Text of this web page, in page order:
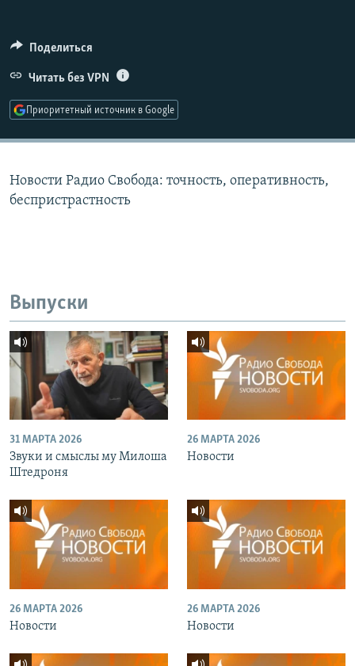
ПОДПИШИТЕСЬ НА РАССЫЛКУ
СОЦИАЛЬНЫЕ СЕТИ
Поделиться
Читать без VPN
Приоритетный источник в Google
Новости Радио Свобода: точность, оперативность,
беспристрастность
Выпуски
31 МАРТА 2026
Звуки и смыслы му Милоша
Штедроня
26 МАРТА 2026
Новости
26 МАРТА 2026
Новости
26 МАРТА 2026
Новости